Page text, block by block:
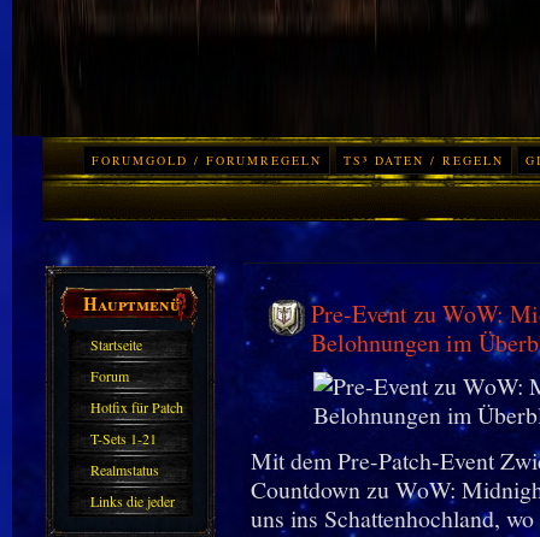
FORUMGOLD / FORUMREGELN TS³ DATEN / REGELN
Hauptmenü
Startseite
Forum
Hotfix für Patch
11.X
T-Sets 1-21
Realmstatus
Links die jeder
kennen sollte?!
Pre-Event zu WoW:
Belohnungen im
Mit dem Pre-Patch-Event
Countdown zu WoW:
uns ins Schattenhochland,